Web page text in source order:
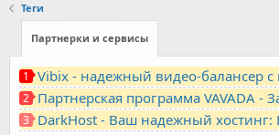
Теги
Партнерки и сервисы
1 Vibix - надежный видео-балансер с
2
3